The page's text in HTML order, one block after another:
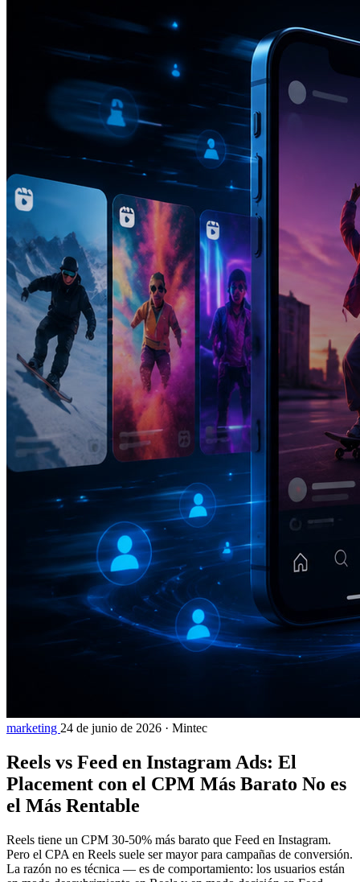
marketing 24 de junio de 2026 · Mintec
Reels vs Feed en Instagram Ads: El
Placement con el CPM Más Barato No es
el Más Rentable
Reels tiene un CPM 30-50% más barato que Feed en Instagram.
Pero el CPA en Reels suele ser mayor para campañas de conversión.
La razón no es técnica — es de comportamiento: los usuarios están